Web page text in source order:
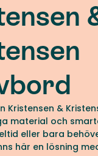
Kristensen &
material och
eller bara
här en lösning